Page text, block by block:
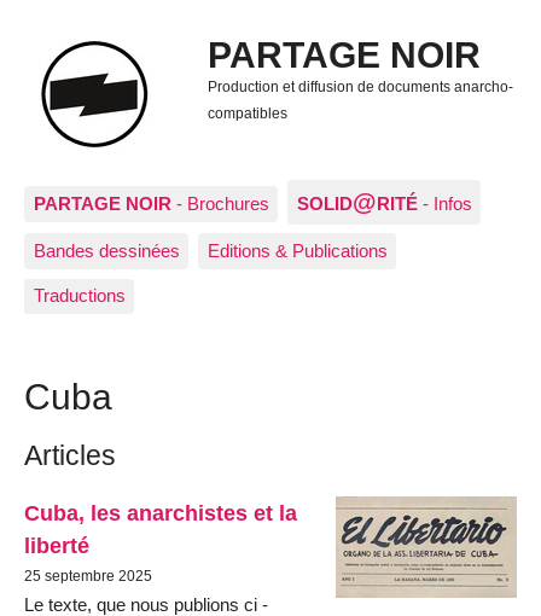
PARTAGE NOIR
Production et diffusion de documents anarcho-
compatibles
PARTAGE NOIR - Brochures SOLID@RITÉ - Infos
Bandes dessinées Editions & Publications
Traductions
Cuba
Articles
Cuba, les anarchistes et la
liberté
25 septembre 2025
Le texte, que nous publions ci -